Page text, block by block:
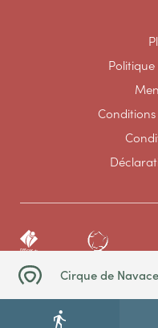
Cirque de